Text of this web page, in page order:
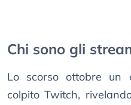
Chi sono gli
Lo scorso ottobre un
colpito Twitch,